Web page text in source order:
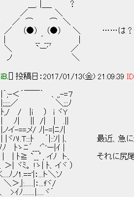
_ ？
＼
⌒ ＼
●） ＼ ……は？ 本
'´ ／
＼
[] 投稿日：2017/01/13(金) 21:09:39
｀ 、,,-=７
＼;;;ﾉ
i ヾY
| | .||
/ ﾉ|-=|ﾆﾉ|
ｿ| |、 最近、急に生え
＾'ー|ｲ |
イﾉ ト、 それに尻尾
ゝ| ﾄ、イヾ ）
：...ト＼ソ
：...fヾ/
ヾ´